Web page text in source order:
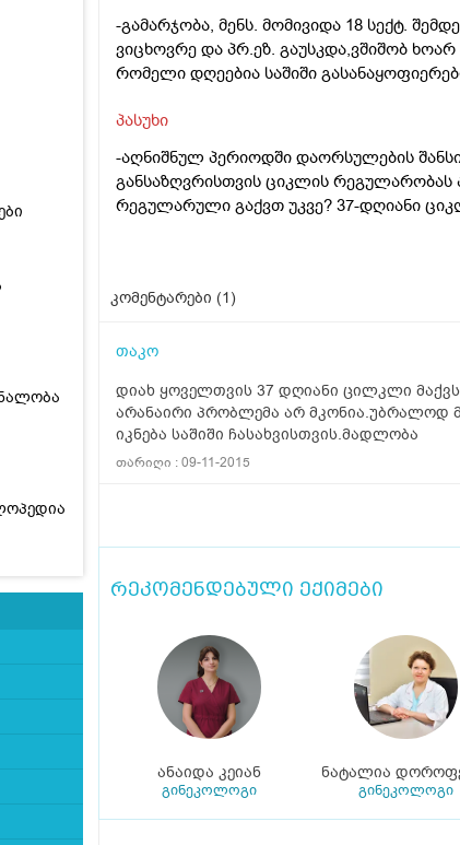
-გამარჯობა, მენს. მომივიდა 18 სექტ.
ვიცხოვრე და პრ.ეზ. გაუსკდა,ვშიშობ
რომელი დღეებია საშიში
პასუხი
-აღნიშნულ პერიოდში დაორსულების
განსაზღვრისთვის ციკლის რეგულარობას
რეგულარული გაქვთ უკვე? 37-დღიანი
კომენტარები (1)
თაკო
დიახ ყოველთვის 37 დღიანი ცილკლი
არანაირი პრობლემა არ მკონია.უბრალოდ
იკნება საშიში ჩასახვისთვის.მადლობა
თარიღი : 09-11-2015
რეკომენდებული ექიმები
ანაიდა კეიან
გინეკოლოგი
ნატალია
გინეკოლოგი